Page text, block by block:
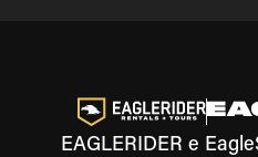
EAGLERIDER e